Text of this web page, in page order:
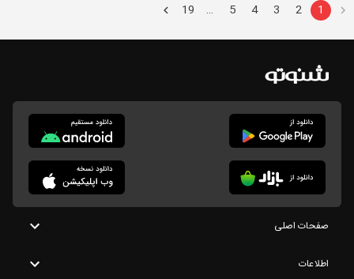
1
2
3
4
5
…
19
صفحات اصلی
اطلاعات